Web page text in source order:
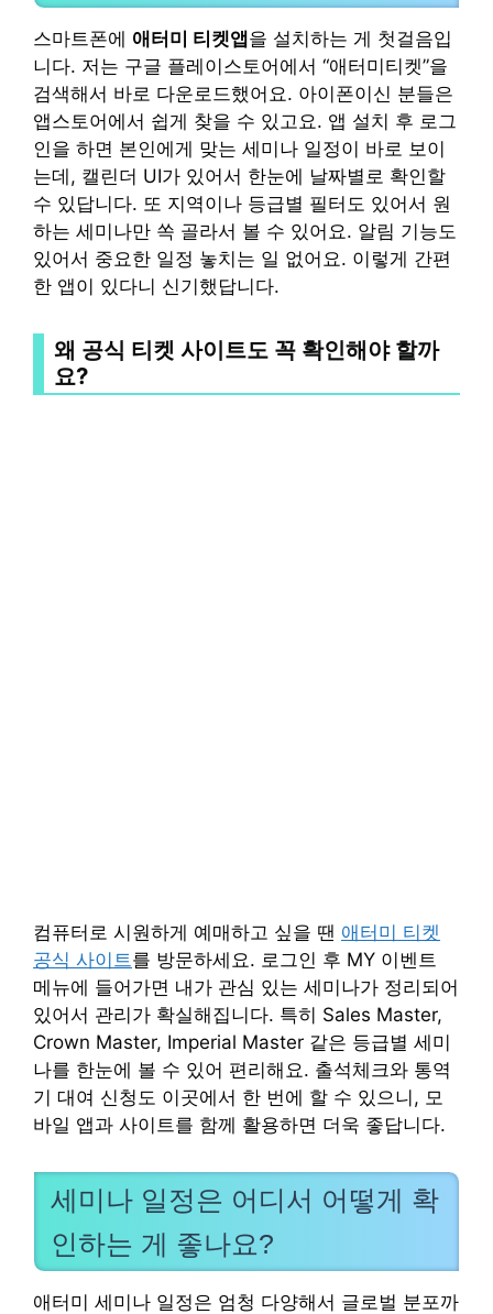
스마트폰에 애터미 티켓앱을 설치하는 게 첫걸음입
니다. 저는 구글 플레이스토어에서 “애터미티켓”을
검색해서 바로 다운로드했어요. 아이폰이신 분들은
앱스토어에서 쉽게 찾을 수 있고요. 앱 설치 후 로그
인을 하면 본인에게 맞는 세미나 일정이 바로 보이
는데, 캘린더 UI가 있어서 한눈에 날짜별로 확인할
수 있답니다. 또 지역이나 등급별 필터도 있어서 원
하는 세미나만 쏙 골라서 볼 수 있어요. 알림 기능도
있어서 중요한 일정 놓치는 일 없어요. 이렇게 간편
한 앱이 있다니 신기했답니다.
왜 공식 티켓 사이트도 꼭 확인해야 할까
요?
컴퓨터로 시원하게 예매하고 싶을 땐 애터미 티켓
공식 사이트 를 방문하세요. 로그인 후 MY 이벤트
메뉴에 들어가면 내가 관심 있는 세미나가 정리되어
있어서 관리가 확실해집니다. 특히 Sales Master,
Crown Master, Imperial Master 같은 등급별 세미
나를 한눈에 볼 수 있어 편리해요. 출석체크와 통역
기 대여 신청도 이곳에서 한 번에 할 수 있으니, 모
바일 앱과 사이트를 함께 활용하면 더욱 좋답니다.
세미나 일정은 어디서 어떻게 확
인하는 게 좋나요?
애터미 세미나 일정은 엄청 다양해서 글로벌 분포까